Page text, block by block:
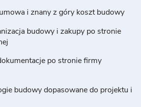
i znany z góry koszt budowy
budowy i zakupy po stronie
po stronie firmy
budowy dopasowane do projektu i